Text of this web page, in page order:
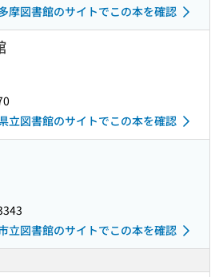
摩図書館のサイトでこの本を確認
立図書館のサイトでこの本を確認
立図書館のサイトでこの本を確認